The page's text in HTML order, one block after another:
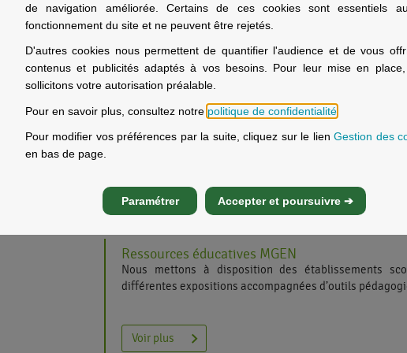
de navigation améliorée. Certains de ces cookies sont essentiels
fonctionnement du site et ne peuvent être rejetés.
D'autres cookies nous permettent de quantifier l'audience et de vous
contenus et publicités adaptés à vos besoins. Pour leur mise en
sollicitons votre autorisation préalable.
Pour en savoir plus, consultez notre politique de confidentialité
Pour modifier vos préférences par la suite, cliquez sur le lienGestion des
en bas de page.
Paramétrer Accepter et poursuivre ➔
le
la section
le
Séniors de l'Indre, rendez-vous sur le site :
clubmgen36.free.fr
Venez nous rejoindre !
Cette plateforme est le fruit du travail mené au
Carrefour Santé Social en région Centre-Val de Loire
Elle recense, pour les agents de l’Education nationale,
les informations utiles et nécessaires concernant la
les VSS au travail, elle s'est dernièrement enrichie des
dans le cadre familial et intra-conjugal.
VSST+, ensemble ouvrons la voix !
Ressources éducatives MGEN
Nous mettons à disposition des établissements
différentes expositions accompagnées d’outils
cliquez ici :
Voir plus